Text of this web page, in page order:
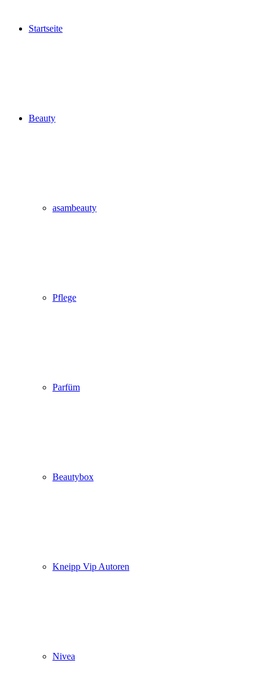
Startseite
Beauty
asambeauty
Pflege
Parfüm
Beautybox
Kneipp Vip Autoren
Nivea